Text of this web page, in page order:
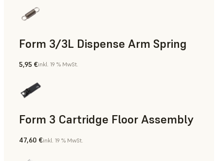
Form 3/3L Dispense Arm Spring
5,95 €inkl. 19 % MwSt.
Form 3 Cartridge Floor Assembly
47,60 €inkl. 19 % MwSt.